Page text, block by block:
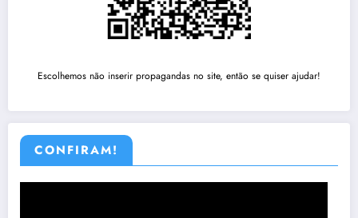
Escolhemos não inserir propagandas no site, então se quiser ajudar!
CONFIRAM!